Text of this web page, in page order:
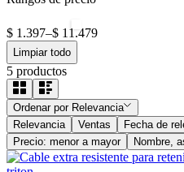
$ 1.397–$ 11.479
Limpiar todo
5 productos
Ordenar por Relevancia
Relevancia
Ventas Fecha de
Precio: menor a mayor
Nombre,